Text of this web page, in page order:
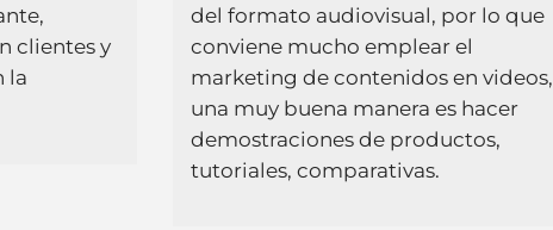
clientes y
la
del formato audiovisual, por lo que
conviene mucho emplear el
marketing de contenidos en videos,
una muy buena manera es hacer
demostraciones de productos,
tutoriales, comparativas.